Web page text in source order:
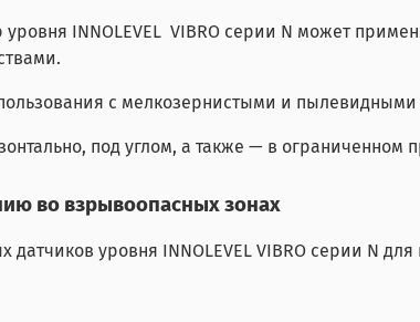
INNOLEVEL VIBRO серии N может
с мелкозернистыми и
под углом, а также — в
во взрывоопасных зонах
уровня INNOLEVEL VIBRO серии N